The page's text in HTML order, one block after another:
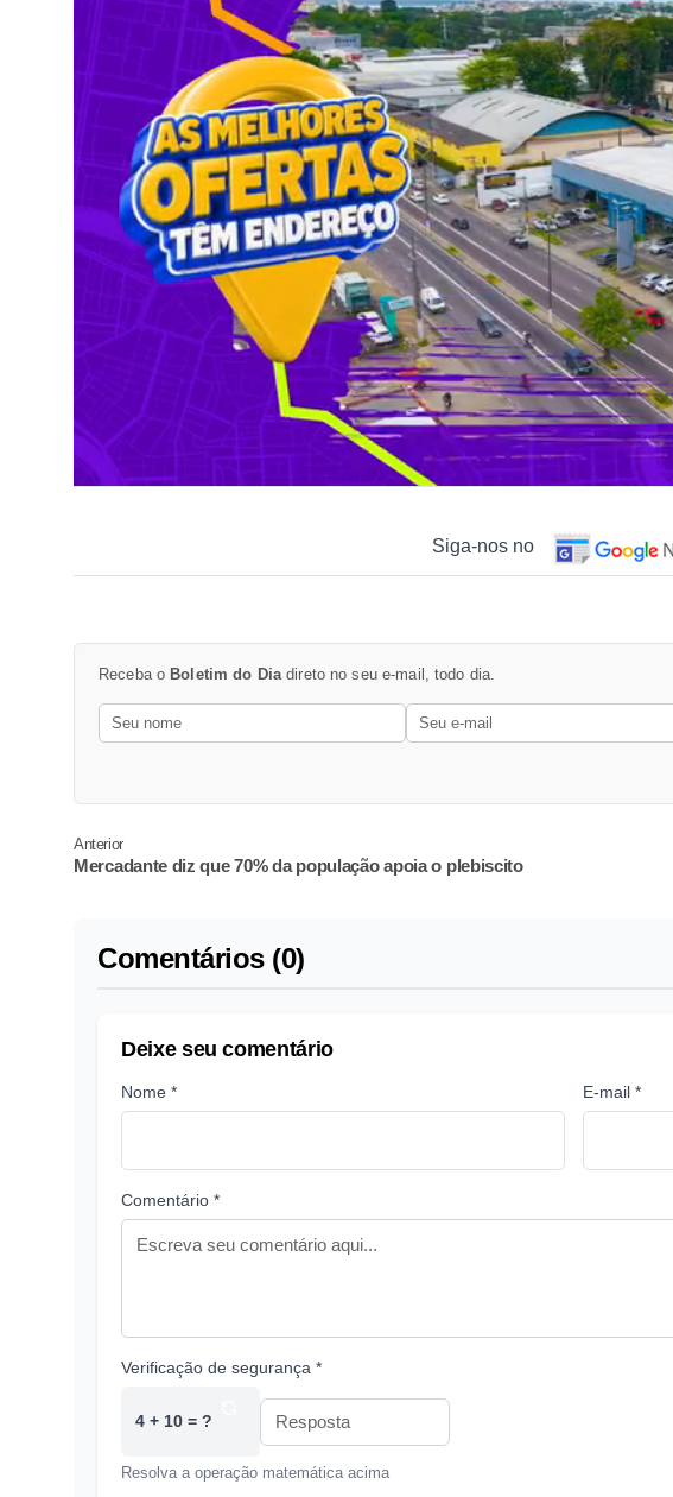
Siga-nos no
Receba o Boletim do Diadireto no seu e-mail, todo dia.
Anterior
Mercadante diz que 70% da população apoia o plebiscito
Comentários (0)
Deixe seu comentário
Nome * E-mail *
Comentário *
Verificação de segurança *
4 + 10 = ?
Resolva a operação matemática acima